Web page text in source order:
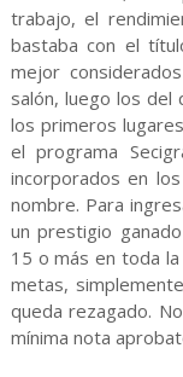
trabajo, el
bastaba con el
mejor
salón, luego los del
los primeros
el programa
incorporados en
nombre. Para
un prestigio
15 o más en toda
metas,
queda rezagado.
mínima nota